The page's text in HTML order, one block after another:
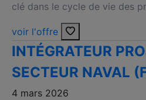
clé dans le cycle de vie des
voir l'offre
INTÉGRATEUR
SECTEUR NAVAL
4 mars 2026